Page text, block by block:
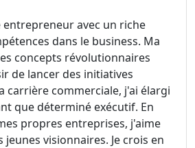
entrepreneur avec un riche
dans le business. Ma
concepts révolutionnaires
de lancer des initiatives
carrière commerciale, j'ai élargi
que déterminé exécutif. En
propres entreprises, j'aime
jeunes visionnaires. Je crois en